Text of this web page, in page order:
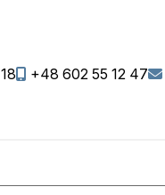
+48 602 55 12 47